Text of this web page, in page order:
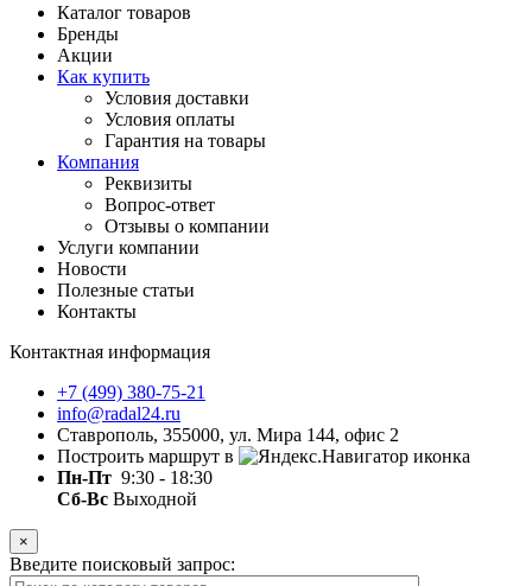
Каталог товаров
Бренды
Акции
Как купить
Условия доставки
Условия оплаты
Гарантия на товары
Компания
Реквизиты
Вопрос-ответ
Отзывы о компании
Услуги компании
Новости
Полезные статьи
Контакты
Контактная информация
+7 (499) 380-75-21
info@radal24.ru
Ставрополь, 355000, ул. Мира 144, офис 2
Построить маршрут в
Пн-Пт 9:30 - 18:30
Сб-Вс Выходной
×
Введите поисковый запрос: